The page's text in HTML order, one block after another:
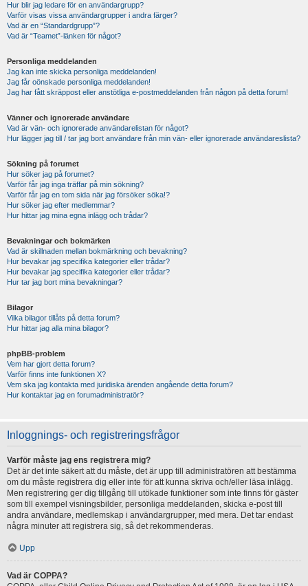
Hur blir jag ledare för en användargrupp?
Varför visas vissa användargrupper i andra färger?
Vad är en “Standardgrupp”?
Vad är “Teamet”-länken för något?
Personliga meddelanden
Jag kan inte skicka personliga meddelanden!
Jag får oönskade personliga meddelanden!
Jag har fått skräppost eller anstötliga e-postmeddelanden från någon på detta forum!
Vänner och ignorerade användare
Vad är vän- och ignorerade användarelistan för något?
Hur lägger jag till / tar jag bort användare från min vän- eller ignorerade användareslista?
Sökning på forumet
Hur söker jag på forumet?
Varför får jag inga träffar på min sökning?
Varför får jag en tom sida när jag försöker söka!?
Hur söker jag efter medlemmar?
Hur hittar jag mina egna inlägg och trådar?
Bevakningar och bokmärken
Vad är skillnaden mellan bokmärkning och bevakning?
Hur bevakar jag specifika kategorier eller trådar?
Hur bevakar jag specifika kategorier eller trådar?
Hur tar jag bort mina bevakningar?
Bilagor
Vilka bilagor tillåts på detta forum?
Hur hittar jag alla mina bilagor?
phpBB-problem
Vem har gjort detta forum?
Varför finns inte funktionen X?
Vem ska jag kontakta med juridiska ärenden angående detta forum?
Hur kontaktar jag en forumadministratör?
Inloggnings- och registreringsfrågor
Varför måste jag ens registrera mig?
Det är det inte säkert att du måste, det är upp till administratören att bestämma
om du måste registrera dig eller inte för att kunna skriva och/eller läsa inlägg.
Men registrering ger dig tillgång till utökade funktioner som inte finns för gäster
som till exempel visningsbilder, personliga meddelanden, skicka e-post till
andra användare, medlemskap i användargrupper, med mera. Det tar endast
några minuter att registrera sig, så det rekommenderas.
Upp
Vad är COPPA?